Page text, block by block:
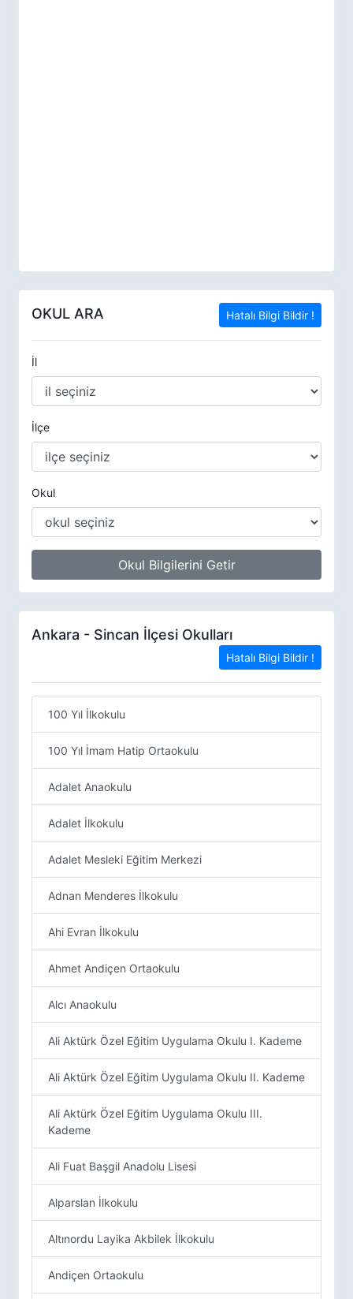
OKUL ARA Hatalı Bilgi Bildir !
İl
İlçe
Okul
Okul Bilgilerini Getir
Ankara - Sincan İlçesi Okulları
Hatalı Bilgi Bildir !
100 Yıl İlkokulu
100 Yıl İmam Hatip Ortaokulu
Adalet Anaokulu
Adalet İlkokulu
Adalet Mesleki Eğitim Merkezi
Adnan Menderes İlkokulu
Ahi Evran İlkokulu
Ahmet Andiçen Ortaokulu
Alcı Anaokulu
Ali Aktürk Özel Eğitim Uygulama Okulu I. Kademe
Ali Aktürk Özel Eğitim Uygulama Okulu II. Kademe
Ali Aktürk Özel Eğitim Uygulama Okulu III.
Kademe
Ali Fuat Başgil Anadolu Lisesi
Alparslan İlkokulu
Altınordu Layika Akbilek İlkokulu
Andiçen Ortaokulu